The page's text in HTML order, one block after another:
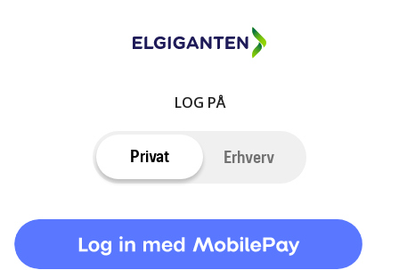
LOG PÅ
Privat Erhverv